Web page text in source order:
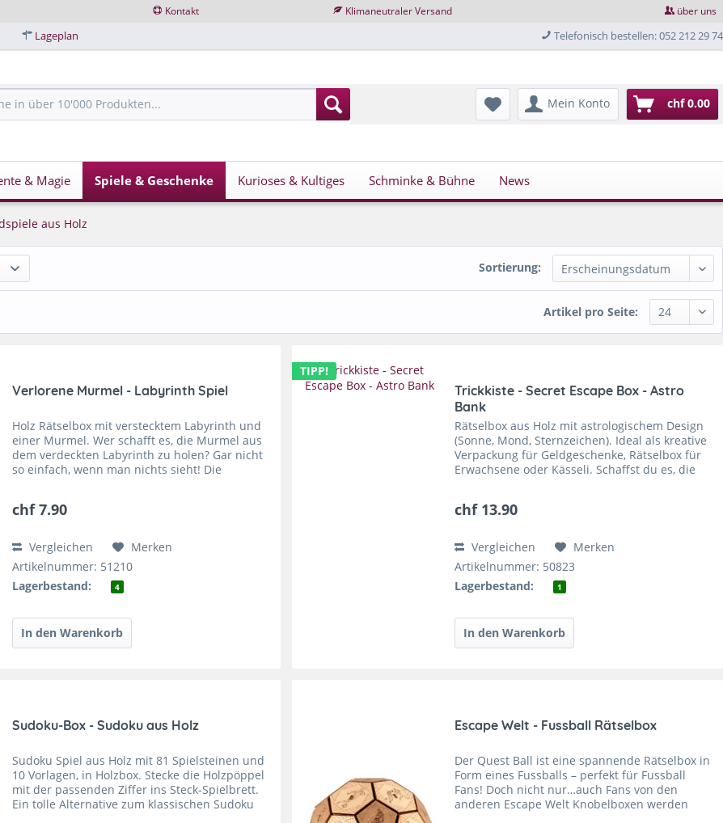
Kontakt Klimaneutraler Versand über uns
Lageplan Telefonisch bestellen: 052 212 29 74
Mein Konto chf 0.00
& Magie Spiele & Geschenke Kurioses & Kultiges Schminke & Bühne News
aus Holz
Sortierung:
Artikel pro Seite:
Verlorene Murmel - Labyrinth Spiel
Holz Rätselbox mit verstecktem Labyrinth und
einer Murmel. Wer schafft es, die Murmel aus
dem verdeckten Labyrinth zu holen? Gar nicht
so einfach, wenn man nichts sieht! Die
chf 7.90
Vergleichen
Merken
Artikelnummer: 51210
Lagerbestand:
4
TIPP!
Trickkiste - Secret Escape Box - Astro
Bank
Rätselbox aus Holz mit astrologischem Design
(Sonne, Mond, Sternzeichen). Ideal als kreative
Verpackung für Geldgeschenke, Rätselbox für
Erwachsene oder Kässeli. Schaffst du es, die
chf 13.90
Vergleichen
Merken
Artikelnummer: 50823
Lagerbestand:
1
Sudoku-Box - Sudoku aus Holz
Sudoku Spiel aus Holz mit 81 Spielsteinen und
10 Vorlagen, in Holzbox. Stecke die Holzpöppel
mit der passenden Ziffer ins Steck-Spielbrett.
Ein tolle Alternative zum klassischen Sudoku
Escape Welt - Fussball Rätselbox
Der Quest Ball ist eine spannende Rätselbox in
Form eines Fussballs – perfekt für Fussball
Fans! Doch nicht nur…auch Fans von den
anderen Escape Welt Knobelboxen werden